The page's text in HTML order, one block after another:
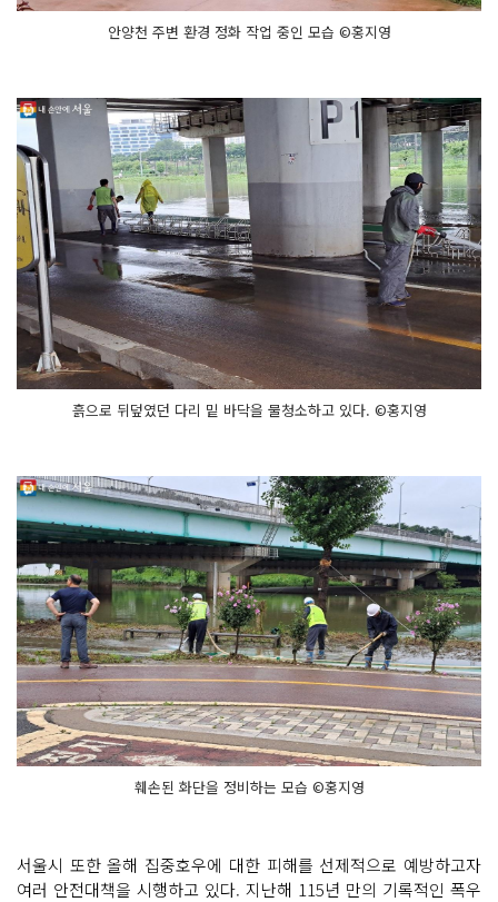
안양천 주변 환경 정화 작업 중인 모습 ©홍지영
흙으로 뒤덮였던 다리 밑 바닥을 물청소하고 있다. ©홍지영
훼손된 화단을 정비하는 모습 ©홍지영
서울시 또한 올해 집중호우에 대한 피해를 선제적으로 예방하고자
여러 안전대책을 시행하고 있다. 지난해 115년 만의 기록적인 폭우